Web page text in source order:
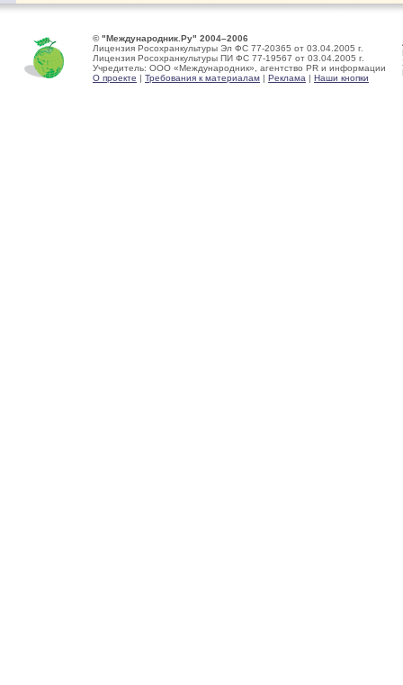
© "Международник.Ру" 2004–2006
Лицензия Росохранкультуры Эл ФС 77-20365 от 03.04.2005 г.
Лицензия Росохранкультуры ПИ ФС 77-19567 от 03.04.2005 г.
Учредитель: ООО «Международник», агентство PR и информации
О проекте | Требования к материалам | Реклама | Наши кнопки